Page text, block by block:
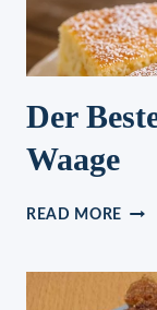
Der
Waage
READ MORE DER